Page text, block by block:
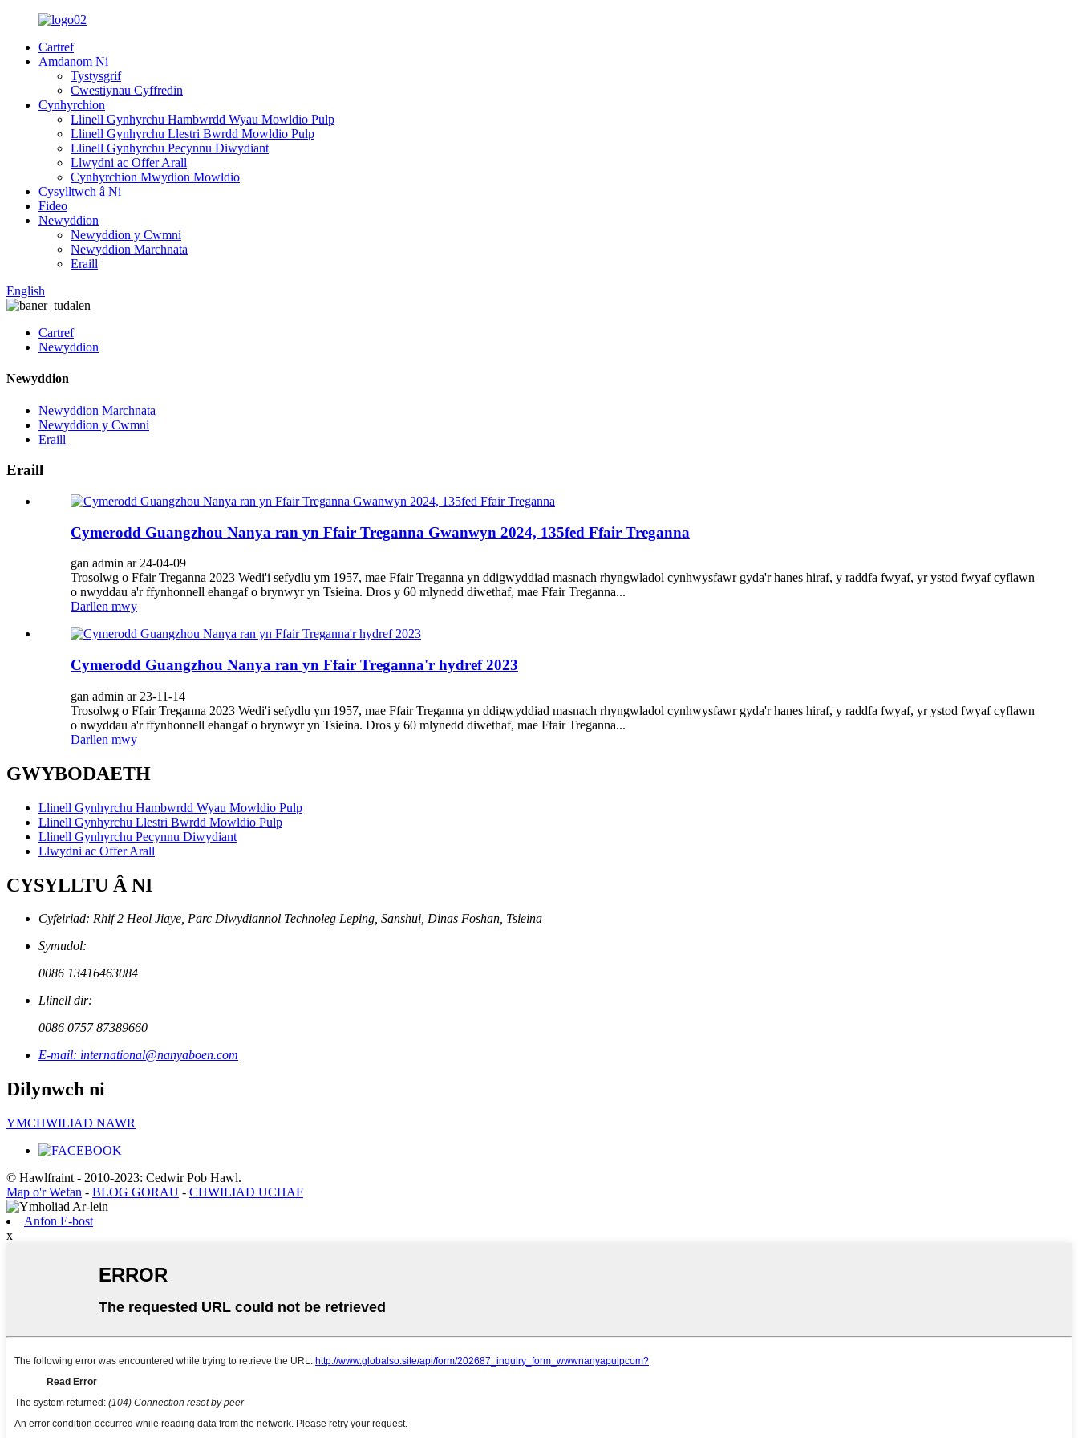
Cartref
Amdanom Ni
Tystysgrif
Cwestiynau Cyffredin
Cynhyrchion
Llinell Gynhyrchu Hambwrdd Wyau Mowldio Pulp
Llinell Gynhyrchu Llestri Bwrdd Mowldio Pulp
Llinell Gynhyrchu Pecynnu Diwydiant
Llwydni ac Offer Arall
Cynhyrchion Mwydion Mowldio
Cysylltwch â Ni
Fideo
Newyddion
Newyddion y Cwmni
Newyddion Marchnata
Eraill
English
Cartref
Newyddion
Newyddion
Newyddion Marchnata
Newyddion y Cwmni
Eraill
Eraill
Cymerodd Guangzhou Nanya ran yn Ffair Treganna Gwanwyn 2024, 135fed Ffair Treganna
gan admin ar 24-04-09
Trosolwg o Ffair Treganna 2023 Wedi'i sefydlu ym 1957, mae Ffair Treganna yn ddigwyddiad masnach rhyngwladol cynhwysfawr gyda'r hanes hiraf, y raddfa fwyaf, yr ystod fwyaf cyflawn
o nwyddau a'r ffynhonnell ehangaf o brynwyr yn Tsieina. Dros y 60 mlynedd diwethaf, mae Ffair Treganna...
Darllen mwy
Cymerodd Guangzhou Nanya ran yn Ffair Treganna'r hydref 2023
gan admin ar 23-11-14
Trosolwg o Ffair Treganna 2023 Wedi'i sefydlu ym 1957, mae Ffair Treganna yn ddigwyddiad masnach rhyngwladol cynhwysfawr gyda'r hanes hiraf, y raddfa fwyaf, yr ystod fwyaf cyflawn
o nwyddau a'r ffynhonnell ehangaf o brynwyr yn Tsieina. Dros y 60 mlynedd diwethaf, mae Ffair Treganna...
Darllen mwy
GWYBODAETH
Llinell Gynhyrchu Hambwrdd Wyau Mowldio Pulp
Llinell Gynhyrchu Llestri Bwrdd Mowldio Pulp
Llinell Gynhyrchu Pecynnu Diwydiant
Llwydni ac Offer Arall
CYSYLLTU Â NI
Cyfeiriad: Rhif 2 Heol Jiaye, Parc Diwydiannol Technoleg Leping, Sanshui, Dinas Foshan, Tsieina
Symudol:
0086 13416463084
Llinell dir:
0086 0757 87389660
E-mail: international@nanyaboen.com
Dilynwch ni
YMCHWILIAD NAWR
© Hawlfraint - 2010-2023: Cedwir Pob Hawl.
Map o'r Wefan - BLOG GORAU - CHWILIAD UCHAF
Anfon E-bost
x